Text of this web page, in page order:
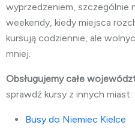
wyprzedzeniem, szczególnie
weekendy, kiedy miejsca
kursują codziennie, ale
mniej.
Obsługujemy całe
sprawdź kursy z innych miast:
Busy do Niemiec Kielce